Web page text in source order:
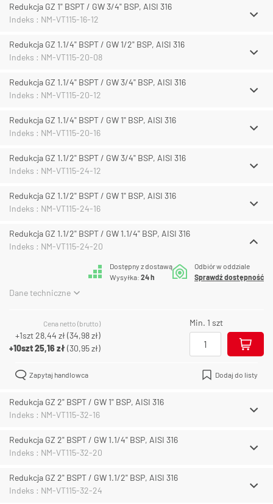
Redukcja GZ 1" BSPT / GW 3/4" BSP, AISI 316
Indeks : NM-VT115-16-12
Redukcja GZ 1.1/4" BSPT / GW 1/2" BSP, AISI 316
Indeks : NM-VT115-20-08
Redukcja GZ 1.1/4" BSPT / GW 3/4" BSP, AISI 316
Indeks : NM-VT115-20-12
Redukcja GZ 1.1/4" BSPT / GW 1" BSP, AISI 316
Indeks : NM-VT115-20-16
Redukcja GZ 1.1/2" BSPT / GW 3/4" BSP, AISI 316
Indeks : NM-VT115-24-12
Redukcja GZ 1.1/2" BSPT / GW 1" BSP, AISI 316
Indeks : NM-VT115-24-16
Redukcja GZ 1.1/2" BSPT / GW 1.1/4" BSP, AISI 316
Indeks : NM-VT115-24-20
Dostępny z dostawą
Wysyłka: 24 h
Odbiór w oddziale
Sprawdź dostępność
Dane techniczne
Cena netto (brutto)
+1szt28,44 zł(34,98 zł)
+10szt25,16 zł(30,95 zł)
Min. 1 szt
Zapytaj handlowca Dodaj do listy
Redukcja GZ 2" BSPT / GW 1" BSP, AISI 316
Indeks : NM-VT115-32-16
Redukcja GZ 2" BSPT / GW 1.1/4" BSP, AISI 316
Indeks : NM-VT115-32-20
Redukcja GZ 2" BSPT / GW 1.1/2" BSP, AISI 316
Indeks : NM-VT115-32-24